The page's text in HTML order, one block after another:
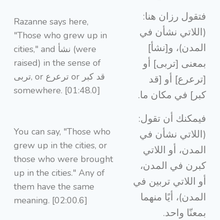
Razanne says here,
"Those who grew up in
cities," and نشأ (were
raised) in the sense of
تربى, or ترعرع or قد كبر
somewhere. [01:48.0]
فتقول رزان هنا:
(اللاتي نشأن في
المدن)، و[نشأ]
بمعنى [تربى] أو
[ترعرع] أو [قد
كبر] في مكان ما.
You can say, "Those who
grew up in the cities, or
those who were brought
up in the cities." Any of
them have the same
meaning. [02:00.6]
فيمكنك أن تقول:
(اللاتي نشأن في
المدن، أو اللاتي
كبرن في المدن،
أو اللاتي تربين في
المدن)، أيًا منهما
بمعنّا واحد.